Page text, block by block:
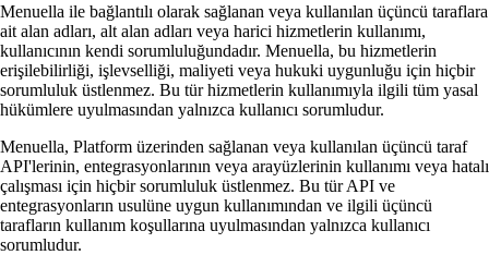
Menuella ile bağlantılı olarak sağlanan veya kullanılan üçüncü taraflara
ait alan adları, alt alan adları veya harici hizmetlerin kullanımı,
kullanıcının kendi sorumluluğundadır. Menuella, bu hizmetlerin
erişilebilirliği, işlevselliği, maliyeti veya hukuki uygunluğu için hiçbir
sorumluluk üstlenmez. Bu tür hizmetlerin kullanımıyla ilgili tüm yasal
hükümlere uyulmasından yalnızca kullanıcı sorumludur.
Menuella, Platform üzerinden sağlanan veya kullanılan üçüncü taraf
API'lerinin, entegrasyonlarının veya arayüzlerinin kullanımı veya hatalı
çalışması için hiçbir sorumluluk üstlenmez. Bu tür API ve
entegrasyonların usulüne uygun kullanımından ve ilgili üçüncü
tarafların kullanım koşullarına uyulmasından yalnızca kullanıcı
sorumludur.